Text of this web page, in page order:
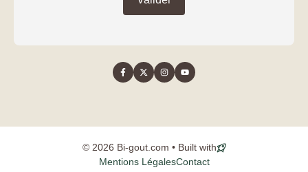
© 2026 Bi-gout.com • Built with
Mentions LégalesContact